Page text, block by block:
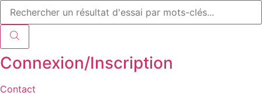
Aller
au
contenu
Recherche
de
produits
Connexion/Inscription
Contact